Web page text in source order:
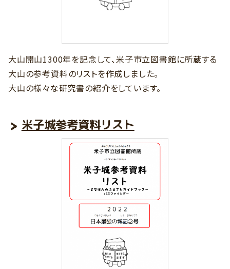
大山開山1300年を記念して、米子市立図書館に所蔵する
大山の参考資料のリストを作成しました。
大山の様々な研究書の紹介をしています。
米子城参考資料リスト